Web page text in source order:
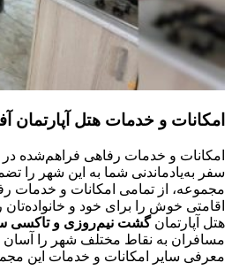
امکانات و خدمات هتل آپارتمان
امکانات و خدمات رفاهی فراهم‌شده در
سفر به‌یادماندنی شما به این شهر را
مجموعه، از تمامی امکانات و خدمات
اقامتی خوش را برای خود و خانواده‌تان
هتل آپارتمانگشت نیم‌روزی و تاکسی
مسافران به نقاط مختلف شهر را آسان
معرفی سایر امکانات و خدمات این